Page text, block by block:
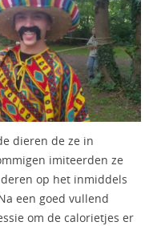
dieren de ze in
imiteerden ze
op het inmiddels
een goed vullend
om de calorietjes er